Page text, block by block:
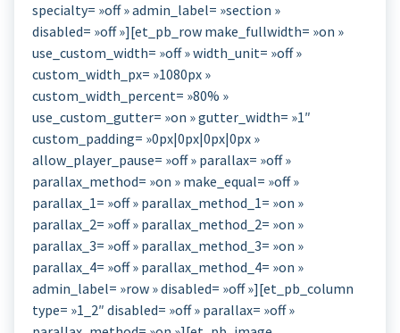
specialty= »off » admin_label= »section »
disabled= »off »][et_pb_row make_fullwidth= »on »
use_custom_width= »off » width_unit= »off »
custom_width_px= »1080px »
custom_width_percent= »80% »
use_custom_gutter= »on » gutter_width= »1″
custom_padding= »0px|0px|0px|0px »
allow_player_pause= »off » parallax= »off »
parallax_method= »on » make_equal= »off »
parallax_1= »off » parallax_method_1= »on »
parallax_2= »off » parallax_method_2= »on »
parallax_3= »off » parallax_method_3= »on »
parallax_4= »off » parallax_method_4= »on »
admin_label= »row » disabled= »off »][et_pb_column
type= »1_2″ disabled= »off » parallax= »off »